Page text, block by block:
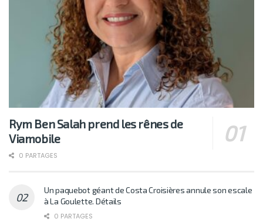
Rym Ben Salah prend les rênes de
Viamobile
0 PARTAGES
Un paquebot géant de Costa Croisières annule son escale
à La Goulette. Détails
0 PARTAGES